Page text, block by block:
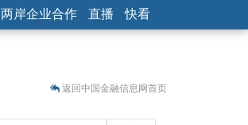
两岸企业合作 直播 快看
返回中国金融信息网首页